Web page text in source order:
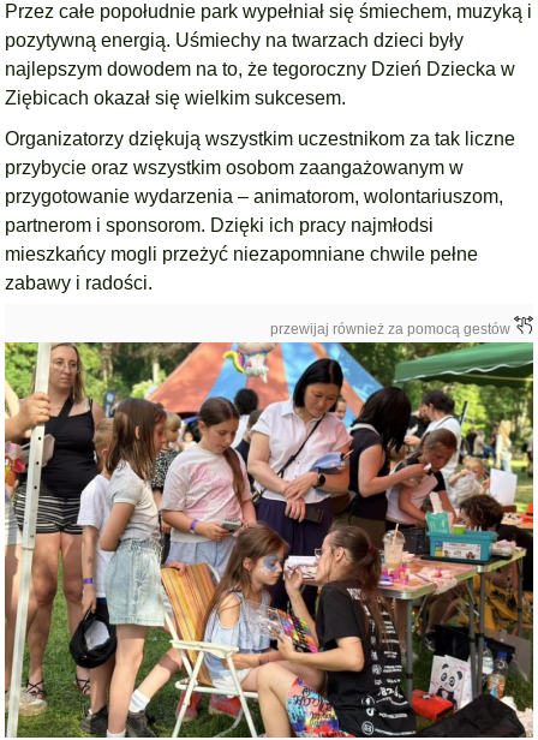
Przez całe popołudnie park wypełniał się śmiechem, muzyką i
pozytywną energią. Uśmiechy na twarzach dzieci były
najlepszym dowodem na to, że tegoroczny Dzień Dziecka w
Ziębicach okazał się wielkim sukcesem.
Organizatorzy dziękują wszystkim uczestnikom za tak liczne
przybycie oraz wszystkim osobom zaangażowanym w
przygotowanie wydarzenia – animatorom, wolontariuszom,
partnerom i sponsorom. Dzięki ich pracy najmłodsi
mieszkańcy mogli przeżyć niezapomniane chwile pełne
zabawy i radości.
przewijaj również za pomocą gestów